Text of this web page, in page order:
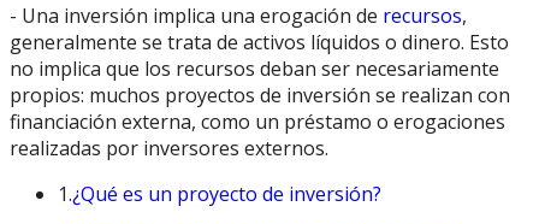
- Una inversión implica una erogación de recursos,
generalmente se trata de activos líquidos o dinero. Esto
no implica que los recursos deban ser necesariamente
propios: muchos proyectos de inversión se realizan con
financiación externa, como un préstamo o erogaciones
realizadas por inversores externos.
1.¿Qué es un proyecto de inversión?